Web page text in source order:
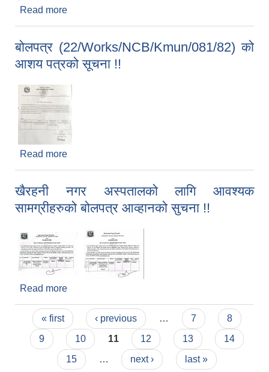
Read more
बोलपत्र (22/Works/NCB/Kmun/081/82) को
आशय पत्रको सूचना !!
Read more
खैरहनी नगर अस्पतालको लागि आवश्यक
सामग्रीहरुको बोलपत्र आव्हानको सुचना !!
Read more
Pages
« first ‹ previous … 7
8
9
10 11 12 13
14
15
… next › last »